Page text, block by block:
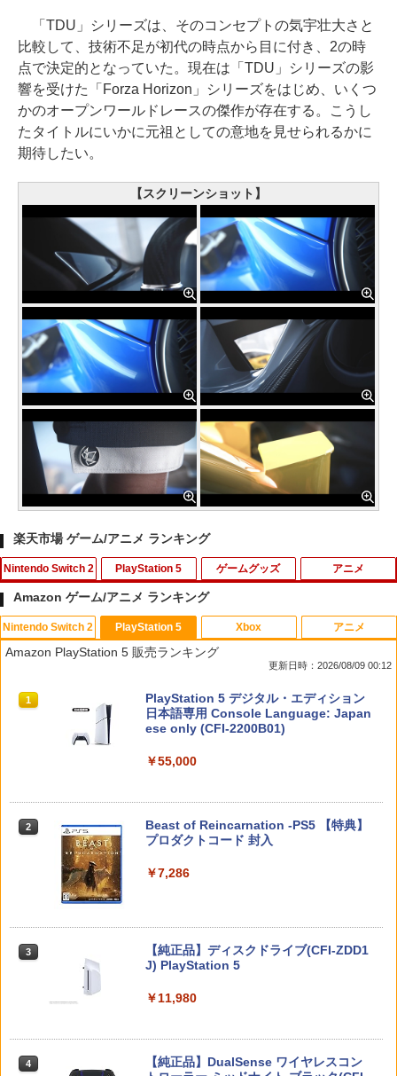
「TDU」シリーズは、そのコンセプトの気宇壮大さと
比較して、技術不足が初代の時点から目に付き、2の時
点で決定的となっていた。現在は「TDU」シリーズの影
響を受けた「Forza Horizon」シリーズをはじめ、いくつ
かのオープンワールドレースの傑作が存在する。こうし
たタイトルにいかに元祖としての意地を見せられるかに
期待したい。
【スクリーンショット】
楽天市場 ゲーム/アニメ ランキング
Nintendo Switch 2
1
【中古】Switch2 たまごっちのプチプチ
おみせっち おまちど−さま！ Nintend
o Switch2 Edition (ニンテンドース
￥4,744
￥5,480
ンザ (ニンテンドースイッチ2)
￥6,213
￥6,507
PlayStation 5
1
アンサー PS5コントローラ用 プレイアッ
プボタンセット(ブラック)(ANS-PSV003
BK) 取り寄せ商品【期間数量限定】
￥1,049
【8/4-11 当店P5倍!&マラソン!】PS5 縦
layStation 5
3 アストロボット
￥4,968
跡 the 2nd PS5版(DLCチラシ：NEOブ
ゲームグッズ
1 【中古】ぷよぷよ通 決定盤
U!パック VOL.8
【中古】グランツーリスモ4
【中古】I.Q FINAL
￥476
アニメ
Amazon ゲーム/アニメ ランキング
Nintendo Switch 2
1
スプラトゥーン レイダース|オンライン
コード版
2 スプラトゥーン レイダース -Switch2
3 Nintendo Switch 2(日本語・国内専用)
4
ニンテンドープリペイド番号 9000円|オ
PlayStation 5
Amazon PlayStation 5 販売ランキング
更新日時：2026/08/09 00:12
1
PlayStation 5 デジタル・エディション
日本語専用 Console Language: Japan
ese only (CFI-2200B01)
￥55,000
2
Beast of Reincarnation -PS5 【特典】
プロダクトコード 封入
￥7,286
3
【純正品】ディスクドライブ(CFI-ZDD1
J) PlayStation 5
￥11,980
4
【純正品】DualSense ワイヤレスコン
Xbox アニメ